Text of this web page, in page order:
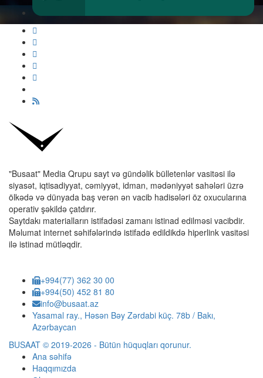
"Busaat" Media Qrupu sayt və gündəlik bülletenlər vasitəsi ilə
siyasət, iqtisadiyyat, cəmiyyət, idman, mədəniyyət sahələri üzrə
ölkədə və dünyada baş verən ən vacib hadisələri öz oxucularına
operativ şəkildə çatdırır.
Saytdakı materialların istifadəsi zamanı istinad edilməsi vacibdir.
Məlumat internet səhifələrində istifadə edildikdə hiperlink vasitəsi
ilə istinad mütləqdir.
+994(77) 362 30 00
+994(50) 452 81 80
info@busaat.az
Yasamal ray., Həsən Bəy Zərdabi küç. 78b / Bakı,
Azərbaycan
BUSAAT © 2019-2026 - Bütün hüquqları qorunur.
Ana səhifə
Haqqımızda